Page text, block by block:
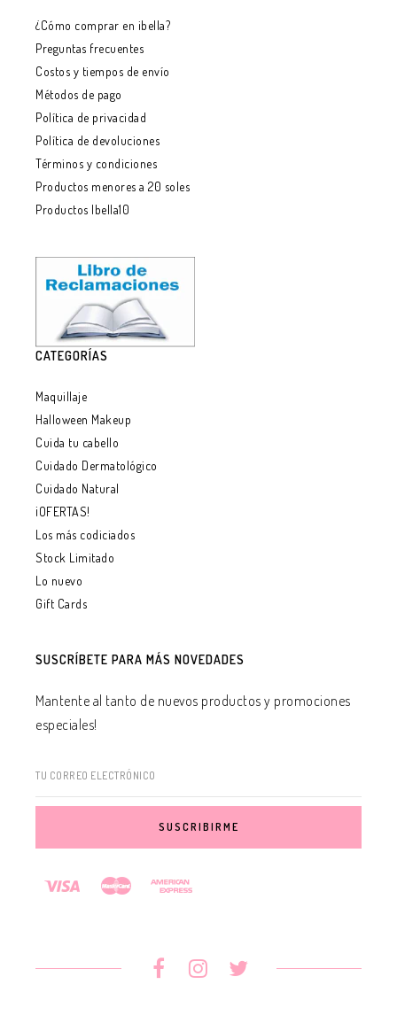
¿Cómo comprar en ibella?
Preguntas frecuentes
Costos y tiempos de envío
Métodos de pago
Política de privacidad
Política de devoluciones
Términos y condiciones
Productos menores a 20 soles
Productos Ibella10
CATEGORÍAS
Maquillaje
Halloween Makeup
Cuida tu cabello
Cuidado Dermatológico
Cuidado Natural
¡OFERTAS!
Los más codiciados
Stock Limitado
Lo nuevo
Gift Cards
SUSCRÍBETE PARA MÁS NOVEDADES
Mantente al tanto de nuevos productos y promociones
especiales!
TU CORREO ELECTRÓNICO